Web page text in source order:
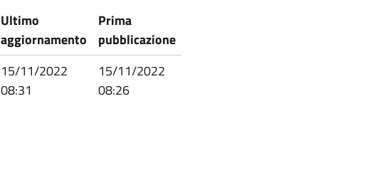
Ultimo
aggiornamento
Prima
pubblicazione
15/11/2022
08:31
15/11/2022
08:26